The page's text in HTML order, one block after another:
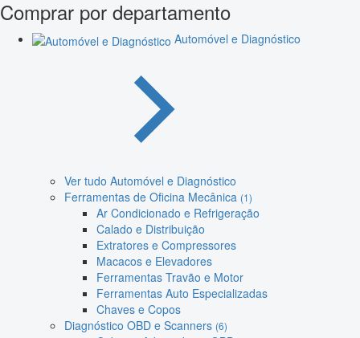
Comprar por departamento
Automóvel e Diagnóstico
Ver tudo Automóvel e Diagnóstico
Ferramentas de Oficina Mecânica (1)
Ar Condicionado e Refrigeração
Calado e Distribuição
Extratores e Compressores
Macacos e Elevadores
Ferramentas Travão e Motor
Ferramentas Auto Especializadas
Chaves e Copos
Diagnóstico OBD e Scanners (6)